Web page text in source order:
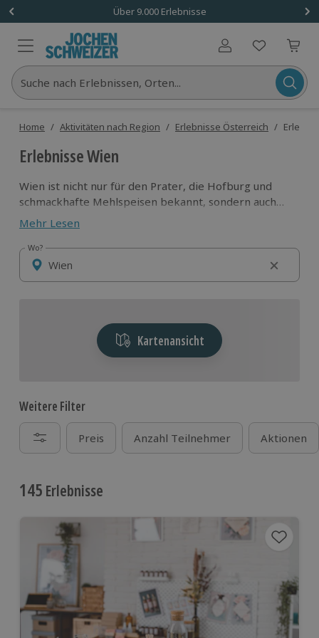
Über 9.000 Erlebnisse
Benutzerkonto
Suche nach Erlebnissen, Orten...
Home / Aktivitäten nach Region / Erlebnisse Österreich /
Erlebnisse Wien
Wien ist nicht nur für den Prater, die Hofburg und
schmackhafte Mehlspeisen bekannt, sondern auch
für tolle Erlebnisse mit und ohne Adrenalin-Faktor.
Vom Bungee Jumping und House Running über
Fotoshootings bis zu Konzert-Dinner gibt es hier tolle
Anregungen, Wien ganz besonders zu erleben.
Mehr Lesen
Wo?
Wo?
Kartenansicht
Weitere Filter
Preis Anzahl Teilnehmer Aktionen
145 Erlebnisse